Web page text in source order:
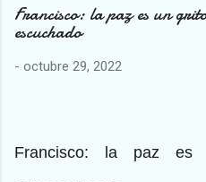
Francisco: la paz es un
escuchado
- octubre 29, 2022
Francisco: la paz es